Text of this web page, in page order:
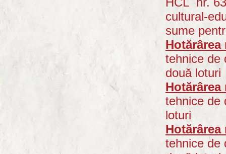
cultural-
sume
Hotărârea
tehnice de
două loturi
Hotărârea
tehnice de
loturi
Hotărârea
tehnice de